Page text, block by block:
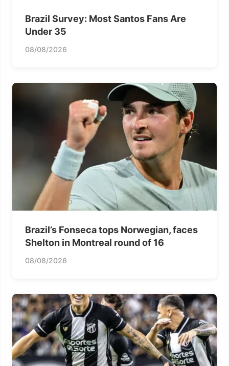
Brazil Survey: Most Santos Fans Are
Under 35
08/08/2026
Brazil’s Fonseca tops Norwegian, faces
Shelton in Montreal round of 16
08/08/2026